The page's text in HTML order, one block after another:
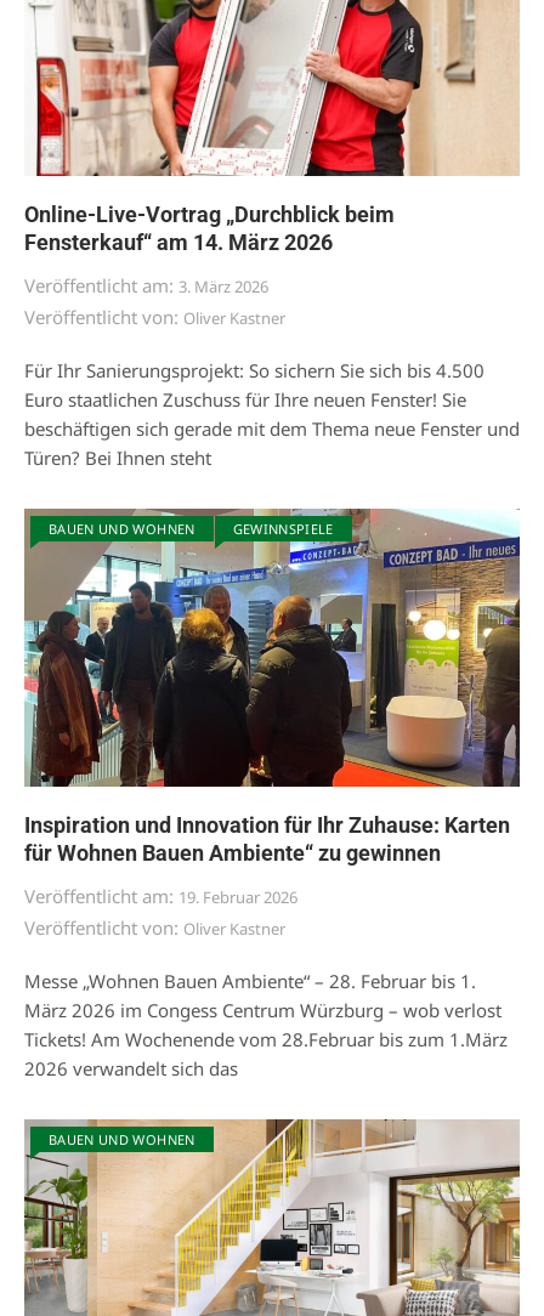
Online-Live-Vortrag „Durchblick beim
Fensterkauf“ am 14. März 2026
Veröffentlicht am: 3. März 2026
Veröffentlicht von: Oliver Kastner
Für Ihr Sanierungsprojekt: So sichern Sie sich bis 4.500
Euro staatlichen Zuschuss für Ihre neuen Fenster! Sie
beschäftigen sich gerade mit dem Thema neue Fenster und
Türen? Bei Ihnen steht
BAUEN UND WOHNEN GEWINNSPIELE
Inspiration und Innovation für Ihr Zuhause: Karten
für Wohnen Bauen Ambiente“ zu gewinnen
Veröffentlicht am: 19. Februar 2026
Veröffentlicht von: Oliver Kastner
Messe „Wohnen Bauen Ambiente“ – 28. Februar bis 1.
März 2026 im Congess Centrum Würzburg – wob verlost
Tickets! Am Wochenende vom 28.Februar bis zum 1.März
2026 verwandelt sich das
BAUEN UND WOHNEN